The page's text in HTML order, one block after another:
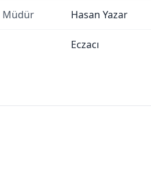
Müdür Hasan Yazar
Eczacı